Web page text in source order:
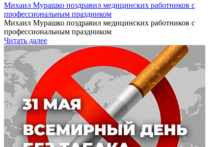
Михаил Мурашко поздравил медицинских работников с
профессиональным праздником
Михаил Мурашко поздравил медицинских работников с
профессиональным праздником
Читать далее